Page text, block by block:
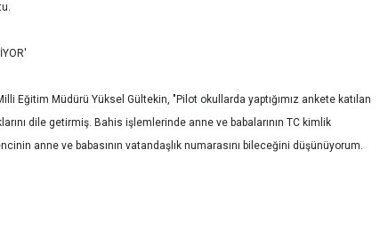
Eğitim Müdürü Yüksel Gültekin, "Pilot okullarda yaptığımız ankete katılan
dile getirmiş. Bahis işlemlerinde anne ve babalarının TC kimlik
anne ve babasının vatandaşlık numarasını bileceğini düşünüyorum.